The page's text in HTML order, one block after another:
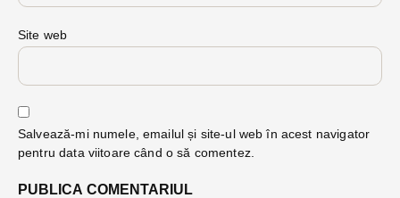
Site web
Salvează-mi numele, emailul și site-ul web în acest navigator
pentru data viitoare când o să comentez.